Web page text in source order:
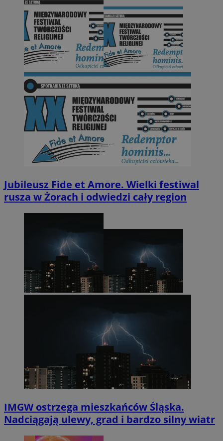
Jubileusz Fide et Amore. Wielki festiwal
rusza w Żorach i odwiedzi cały region
IMGW ostrzega mieszkańców Śląska.
Nadciągają ulewy, grad i bardzo silny wiatr